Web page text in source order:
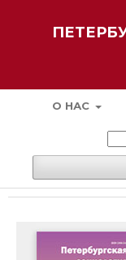
О НАС